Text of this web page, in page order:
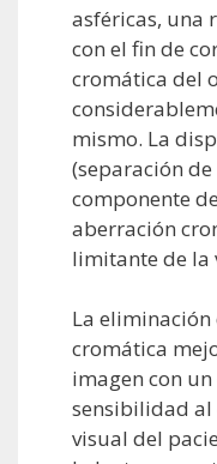
asféricas, una
con el fin de
cromática del
mismo. La
(separación
componente
aberración
limitante de la
La
cromática
imagen con
sensibilidad al
visual del